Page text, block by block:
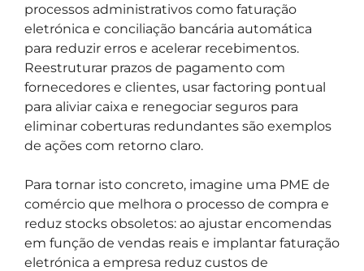
processos administrativos como faturação
eletrónica e conciliação bancária automática
para reduzir erros e acelerar recebimentos.
Reestruturar prazos de pagamento com
fornecedores e clientes, usar factoring pontual
para aliviar caixa e renegociar seguros para
eliminar coberturas redundantes são exemplos
de ações com retorno claro.
Para tornar isto concreto, imagine uma PME de
comércio que melhora o processo de compra e
reduz stocks obsoletos: ao ajustar encomendas
em função de vendas reais e implantar faturação
eletrónica a empresa reduz custos de